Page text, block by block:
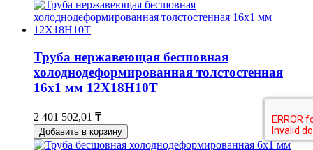
Труба нержавеющая бесшовная
холоднодеформированная толстостенная
16х1 мм 12Х18Н10Т
2 401 502,01 ₸
Добавить в корзину